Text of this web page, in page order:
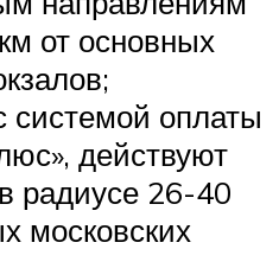
от основных
системой оплаты
действуют
радиусе 26-40
московских